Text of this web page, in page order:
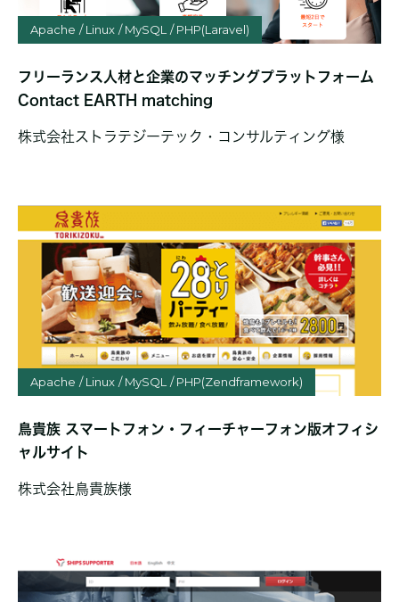
Apache Linux MySQL PHP(Laravel)
フリーランス人材と企業のマッチングプラットフォーム
Contact EARTH matching
株式会社ストラテジーテック・コンサルティング様
Apache Linux MySQL PHP(Zendframework)
鳥貴族 スマートフォン・フィーチャーフォン版オフィシ
ャルサイト
株式会社鳥貴族様